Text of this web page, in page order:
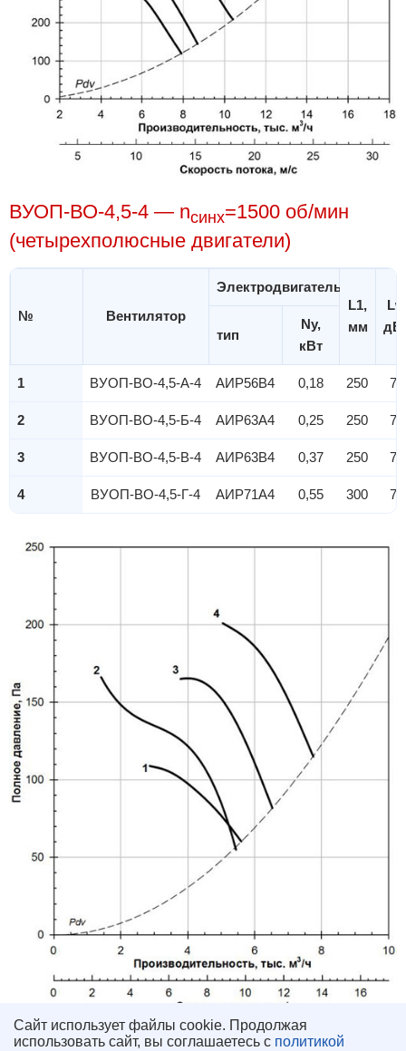
ВУОП-ВО-4,5-4 — nсинх=1500 об/мин
(четырехполюсные двигатели)
№ Вентилятор
Электродвигатель
L1,
мм
тип
Ny,
кВт
1 ВУОП-ВО-4,5-А-4 АИР56B4 0,18 250 70
2 ВУОП-ВО-4,5-Б-4 АИР63A4 0,25 250 75
3 ВУОП-ВО-4,5-В-4 АИР63B4 0,37 250 73
4 ВУОП-ВО-4,5-Г-4 АИР71A4 0,55 300 74
Сайт использует файлы cookie. Продолжая
использовать сайт, вы соглашаетесь с политикой